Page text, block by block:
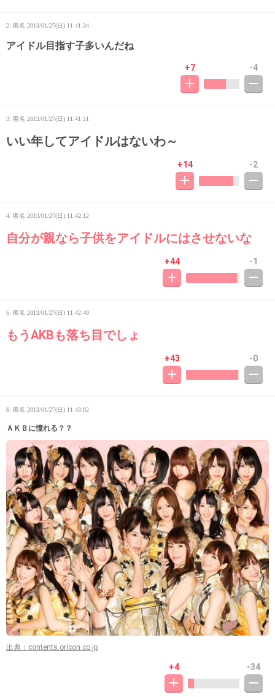
2. 匿名 2013/01/27(日) 11:41:34
アイドル目指す子多いんだね
+7 -4
3. 匿名 2013/01/27(日) 11:41:51
いい年してアイドルはないわ～
+14 -2
4. 匿名 2013/01/27(日) 11:42:12
自分が親なら子供をアイドルにはさせないな
+44 -1
5. 匿名 2013/01/27(日) 11:42:40
もうAKBも落ち目でしょ
+43 -0
6. 匿名 2013/01/27(日) 11:43:02
ＡＫＢに憧れる？？
出典：contents.oricon.co.jp
+4 -34